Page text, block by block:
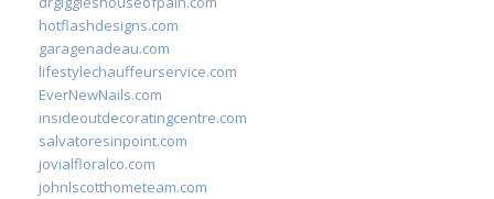
hotflashdesigns.com
garagenadeau.com
lifestylechauffeurservice.com
EverNewNails.com
insideoutdecoratingcentre.com
salvatoresinpoint.com
jovialfloralco.com
johnlscotthometeam.com